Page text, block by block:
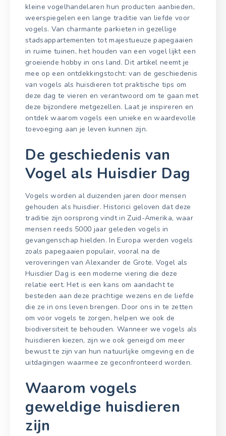
kleine vogelhandelaren hun producten aanbieden,
weerspiegelen een lange traditie van liefde voor
vogels. Van charmante parkieten in gezellige
stadsappartementen tot majestueuze papegaaien
in ruime tuinen, het houden van een vogel lijkt een
groeiende hobby in ons land. Dit artikel neemt je
mee op een ontdekkingstocht: van de geschiedenis
van vogels als huisdieren tot praktische tips om
deze dag te vieren en verantwoord om te gaan met
deze bijzondere metgezellen. Laat je inspireren en
ontdek waarom vogels een unieke en waardevolle
toevoeging aan je leven kunnen zijn.
De geschiedenis van
Vogel als Huisdier Dag
Vogels worden al duizenden jaren door mensen
gehouden als huisdier. Historici geloven dat deze
traditie zijn oorsprong vindt in Zuid-Amerika, waar
mensen reeds 5000 jaar geleden vogels in
gevangenschap hielden. In Europa werden vogels
zoals papegaaien populair, vooral na de
veroveringen van Alexander de Grote. Vogel als
Huisdier Dag is een moderne viering die deze
relatie eert. Het is een kans om aandacht te
besteden aan deze prachtige wezens en de liefde
die ze in ons leven brengen. Door ons in te zetten
om voor vogels te zorgen, helpen we ook de
biodiversiteit te behouden. Wanneer we vogels als
huisdieren kiezen, zijn we ook geneigd om meer
bewust te zijn van hun natuurlijke omgeving en de
uitdagingen waarmee ze geconfronteerd worden.
Waarom vogels
geweldige huisdieren
zijn